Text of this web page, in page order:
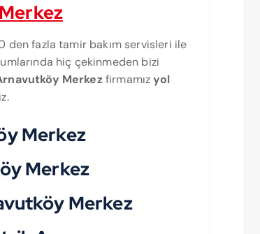
den fazla tamir bakım servisleri ile
hiç çekinmeden bizi
Merkezfirmamızyol
Merkez
Merkez
Merkez